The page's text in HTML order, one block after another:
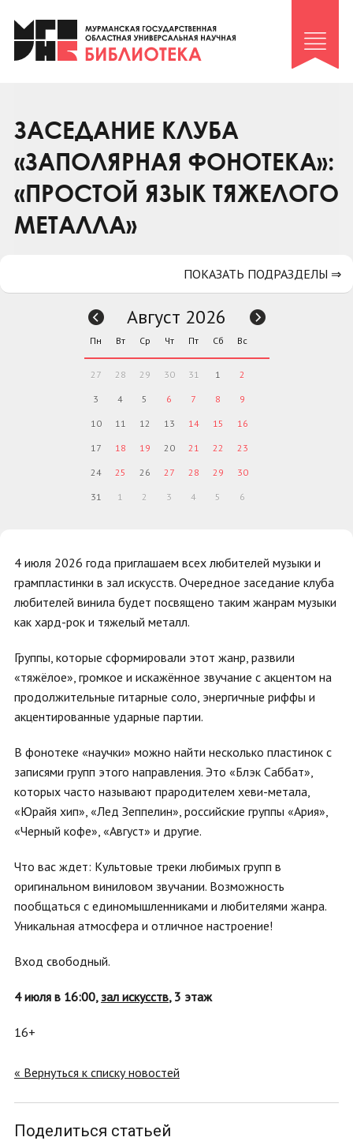
Клуб «Гиря и сельдерей»
Клуб «Семейный архив»
Коллегам
Контакты
ЗАСЕДАНИЕ КЛУБА
«ЗАПОЛЯРНАЯ ФОНОТЕКА»:
«ПРОСТОЙ ЯЗЫК ТЯЖЕЛОГО
МЕТАЛЛА»
4 июля 2026 года приглашаем всех любителей музыки и
грампластинки в зал искусств. Очередное заседание клуба
любителей винила будет посвящено таким жанрам музыки
как хард-рок и тяжелый металл.
Группы, которые сформировали этот жанр, развили
«тяжёлое», громкое и искажённое звучание с акцентом на
продолжительные гитарные соло, энергичные риффы и
акцентированные ударные партии.
В фонотеке «научки» можно найти несколько пластинок с
записями групп этого направления. Это «Блэк Саббат»,
которых часто называют прародителем хеви-метала,
«Юрайя хип», «Лед Зеппелин», российские группы «Ария»,
«Черный кофе», «Август» и другие.
Что вас ждет: Культовые треки любимых групп в
оригинальном виниловом звучании. Возможность
пообщаться с единомышленниками и любителями жанра.
Уникальная атмосфера и отличное настроение!
Вход свободный.
4 июля в 16:00, зал искусств, 3 этаж
16+
« Вернуться к списку новостей
Поделиться статьей
ПОКАЗАТЬ ПОДРАЗДЕЛЫ ⇒
Август 2026
Пн Вт Ср Чт Пт Сб Вс
27 28 29 30 31 1 2
3 4 5 6 7 8 9
10 11 12 13 14 15 16
17 18 19 20 21 22 23
24 25 26 27 28 29 30
31 1 2 3 4 5 6